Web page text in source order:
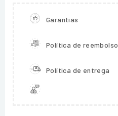
Garantias
Política de reembolso
Política de entrega